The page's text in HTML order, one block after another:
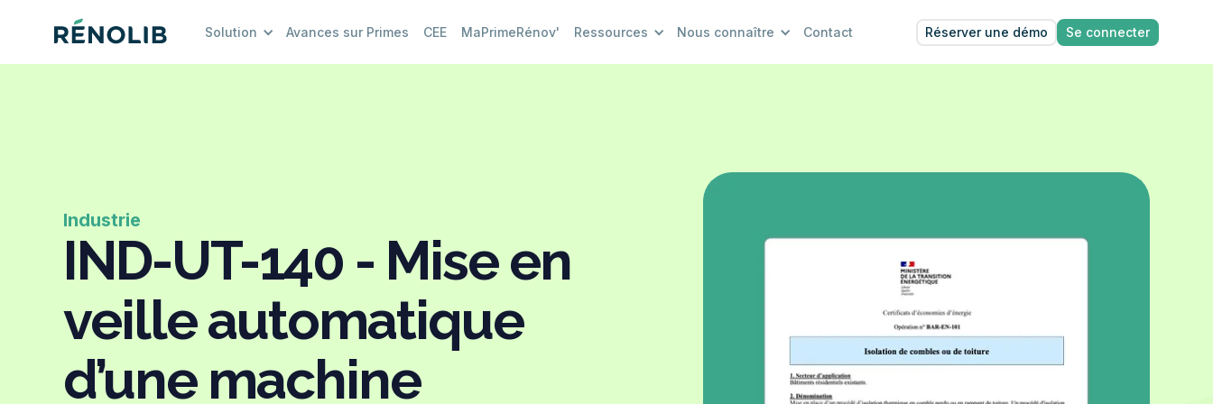
Solution Avances sur Primes CEE MaPrimeRénov' Ressources Nous connaître Contact Réserver une démo Se connecter
Industrie
IND-UT-140 - Mise en
veille automatique
d’une machine